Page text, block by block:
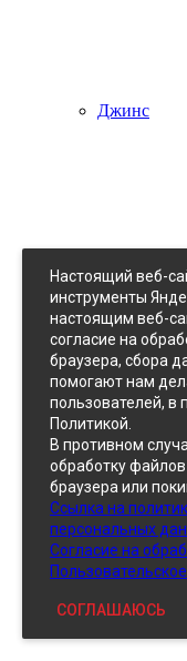
Джинс
Джинс
Кожзам
Настоящий веб-
инструменты
настоящим веб-
согласие на
браузера, сбора
помогают нам
пользователей, в
Политикой.
В противном
обработку файлов
браузера или
Ссылка на
персональных
Согласие на
СОГЛАШАЮСЬ